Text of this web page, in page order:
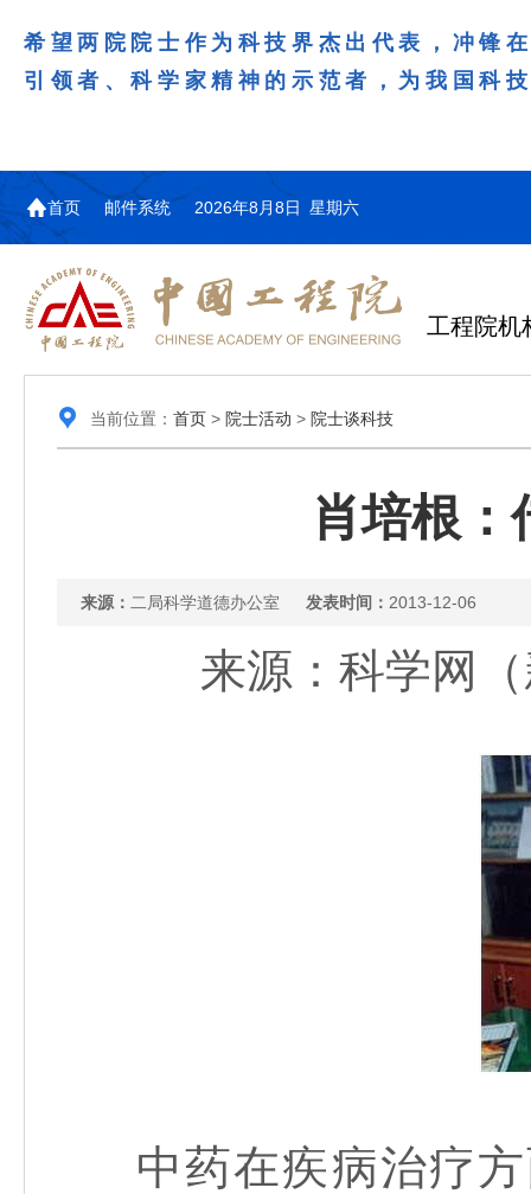
希望两院院士作为科技界杰出代表，冲锋
引领者、科学家精神的示范者，为我国科
首页 邮件系统 2026年8月8日 星期六
工程院机
当前位置： 首页> 院士活动 > 院士谈科技
肖培根：
来源： 二局科学道德办公室 发表时间： 2013-12-06
来源：科学网
中药在疾病治疗方